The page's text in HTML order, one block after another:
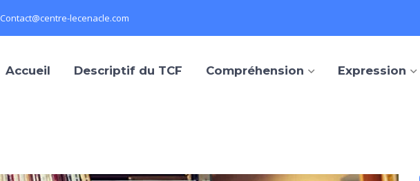
Contact@centre-lecenacle.com
Accueil Descriptif du TCF Compréhension Expression